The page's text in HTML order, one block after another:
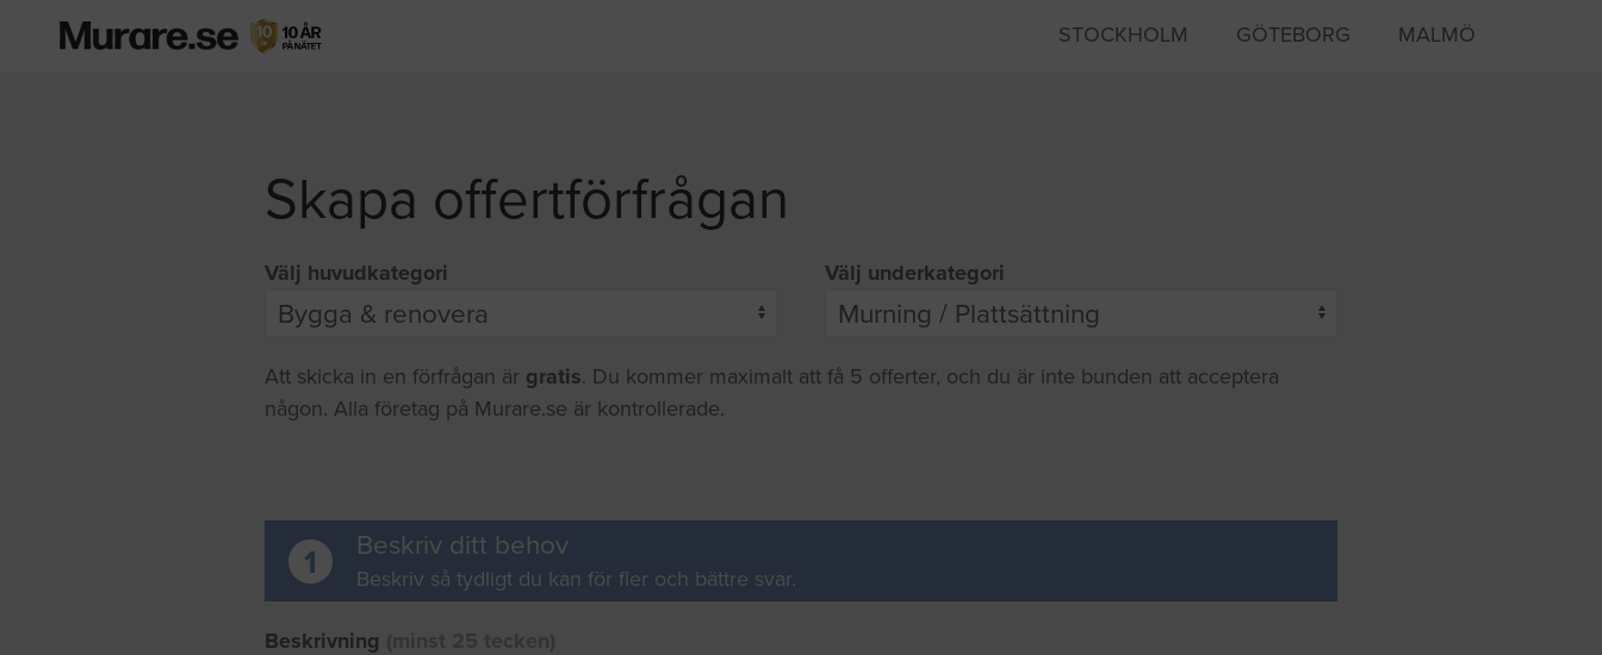
STOCKHOLM GÖTEBORG MALMÖ
Skapa offertförfrågan
Välj huvudkategori Välj underkategori
Att skicka in en förfrågan är gratis. Du kommer maximalt att få 5 offerter, och du är inte bunden att acceptera
någon. Alla företag på Murare.se är kontrollerade.
1 Beskriv ditt behov
Beskriv så tydligt du kan för fler och bättre svar.
Beskrivning